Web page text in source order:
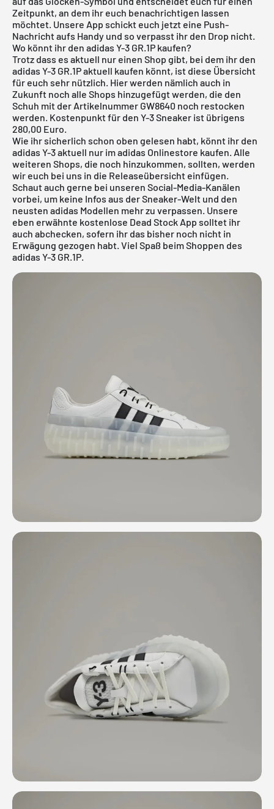
Zeitpunkt, an dem ihr euch benachrichtigen lassen
möchtet. Unsere App schickt euch jetzt eine Push-
Nachricht aufs Handy und so verpasst ihr den Drop nicht.
Wo könnt ihr den adidas Y-3 GR.1P kaufen?
Trotz dass es aktuell nur einen Shop gibt, bei dem ihr den
adidas Y-3 GR.1P aktuell kaufen könnt, ist diese Übersicht
für euch sehr nützlich. Hier werden nämlich auch in
Zukunft noch alle Shops hinzugefügt werden, die den
Schuh mit der Artikelnummer GW8640 noch restocken
werden. Kostenpunkt für den Y-3 Sneaker ist übrigens
280,00 Euro.
Wie ihr sicherlich schon oben gelesen habt, könnt ihr den
adidas Y-3 aktuell nur im adidas Onlinestore kaufen. Alle
weiteren Shops, die noch hinzukommen, sollten, werden
wir euch bei uns in die Releaseübersicht einfügen.
Schaut auch gerne bei unseren Social-Media-Kanälen
vorbei, um keine Infos aus der Sneaker-Welt und den
neusten adidas Modellen mehr zu verpassen. Unsere
eben erwähnte kostenlose Dead Stock App solltet ihr
auch abchecken, sofern ihr das bisher noch nicht in
Erwägung gezogen habt. Viel Spaß beim Shoppen des
adidas Y-3 GR.1P.